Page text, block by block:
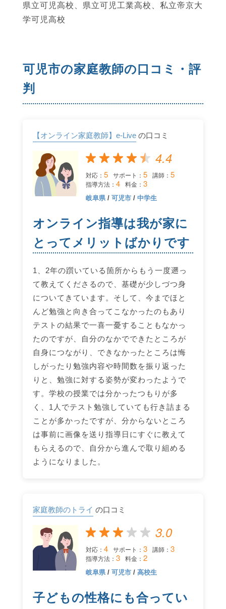
県立可児高校、県立可児工業高校、私立帝京大
学可児高校
可児市の家庭教師の口コミ・評
判
【オンライン家庭教師】e-Liveの口コミ
4.4
対応： 5 サポート： 5 講師： 5
指導方法： 4 料金： 3
岐阜県/ 可児市/ 中学生
オンライン指導は我が家に
とってメリットばかりです
1、2年の躓いている箇所からもう一度遡っ
て教えてくださるので、基礎が少しづつ身
についてきています。そして、今までほと
んど勉強と向き合ってこなかったのもあり
テストの結果で一喜一憂することもなかっ
たのですが、自分のなかでできたところが
自身につながり、できなかったところは悔
しがったり勉強内容や時間数を振り返った
りと、勉強に対する姿勢が変わったようで
す。学校の授業では分かったつもりが多
く、1人でテスト勉強していても行き詰まる
ことが多かったですが、分からないところ
は事前に画像を送り指導日にすぐに教えて
もらえるので、自分から進んで取り組める
ようになりました。
家庭教師のトライ の口コミ
3.0
対応： 4 サポート： 3 講師： 3
指導方法： 3 料金： 2
岐阜県/ 可児市/ 高校生
子どもの性格にも合ってい